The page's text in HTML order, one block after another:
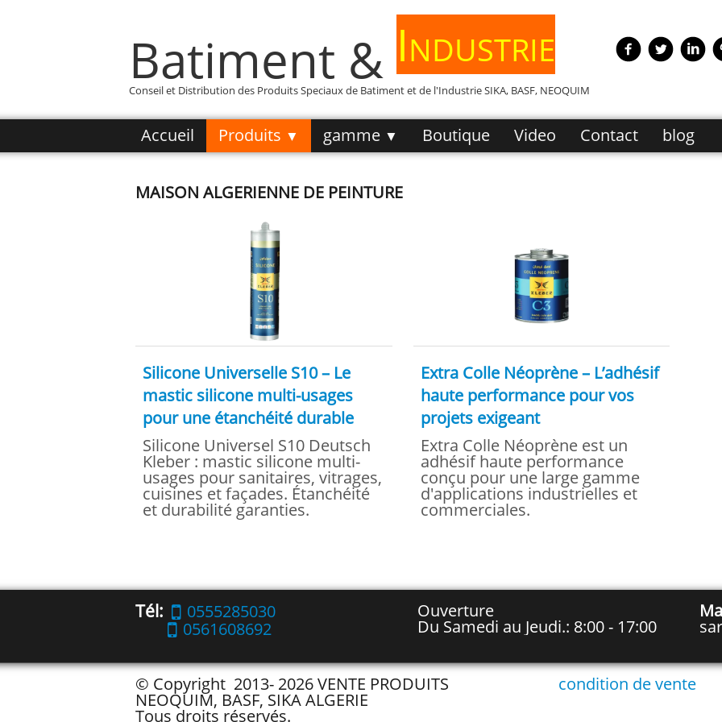
Batiment & Industrie
Conseil et Distribution des Produits Speciaux de Batiment et de l'Industrie SIKA, BASF, NEOQUIM
Accueil Produits ▼ gamme ▼ Boutique Video Contact blog
MAISON ALGERIENNE DE PEINTURE
Silicone Universelle S10 – Le
mastic silicone multi-usages
pour une étanchéité durable
Silicone Universel S10 Deutsch
Kleber : mastic silicone multi-
usages pour sanitaires, vitrages,
cuisines et façades. Étanchéité
et durabilité garanties.
Extra Colle Néoprène – L’adhésif
haute performance pour vos
projets exigeant
Extra Colle Néoprène est un
adhésif haute performance
conçu pour une large gamme
d'applications industrielles et
commerciales.
Tél:
0555285030
0561608692
Ouverture
Du Samedi au Jeudi.: 8:00 - 17:00
© Copyright 2013- 2026 VENTE PRODUITS
NEOQUIM, BASF, SIKA ALGERIE
Tous droits réservés.
condition de vente